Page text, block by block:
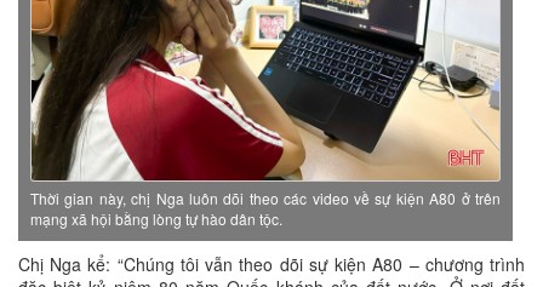
Thời gian này, chị Nga luôn dõi theo các video về sự kiện A80 ở trên
mạng xã hội bằng lòng tự hào dân tộc.
Chị Nga kể: “Chúng tôi vẫn theo dõi sự kiện A80 – chương trình